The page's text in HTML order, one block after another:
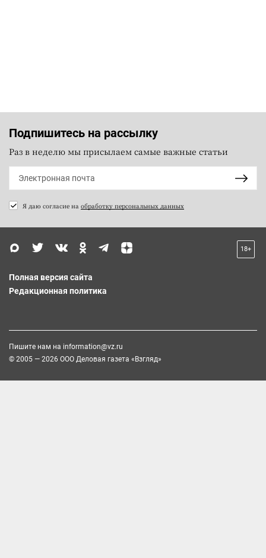
Подпишитесь на рассылку
Раз в неделю мы присылаем самые важные статьи
Я даю согласие на обработку персональных данных
18+
Полная версия сайта
Редакционная политика
Пишите нам на information@vz.ru
© 2005 — 2026 ООО Деловая газета «Взгляд»